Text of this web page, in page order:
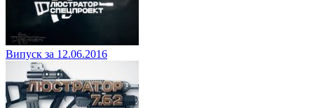
Випуск за 12.06.2016